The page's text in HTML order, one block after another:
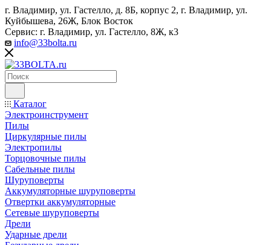
г. Владимир, ул. Гастелло, д. 8Б, корпус 2, г. Владимир, ул. ​
Куйбышева, 26Ж, Блок Восток
Сервис: г. Владимир, ул. Гастелло, 8Ж, к3
info@33bolta.ru
Каталог
Электроинструмент
Пилы
Циркулярные пилы
Электропилы
Торцовочные пилы
Сабельные пилы
Шуруповерты
Аккумуляторные шуруповерты
Отвертки аккумуляторные
Сетевые шуруповерты
Дрели
Ударные дрели